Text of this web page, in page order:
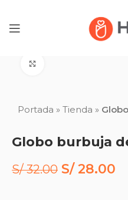
Portada »Tienda »
S/32.00 S/28.00